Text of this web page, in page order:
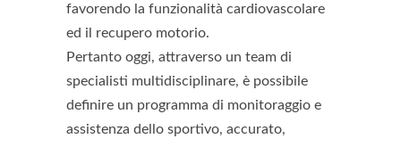
favorendo la funzionalità cardiovascolare
ed il recupero motorio.
Pertanto oggi, attraverso un team di
specialisti multidisciplinare, è possibile
definire un programma di monitoraggio e
assistenza dello sportivo, accurato,